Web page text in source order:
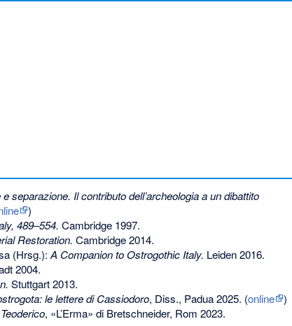
separazione. Il contributo dell’archeologia a un dibattito
)
489–554. Cambridge 1997.
Restoration. Cambridge 2014.
(Hrsg.): A Companion to Ostrogothic Italy. Leiden 2016.
2004.
Stuttgart 2013.
le lettere di Cassiodoro, Diss., Padua 2025. (online
)
, «L’Erma» di Bretschneider, Rom 2023.